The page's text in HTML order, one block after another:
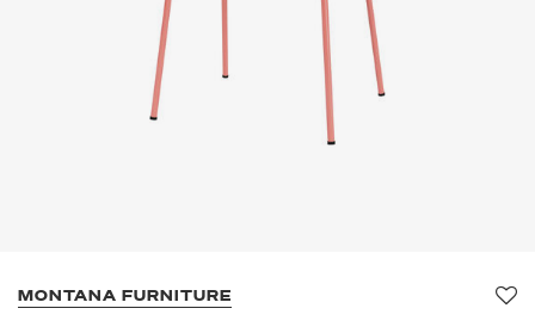
MONTANA FURNITURE